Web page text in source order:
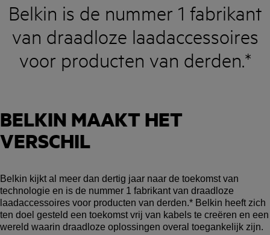
Belkin is de nummer 1 fabrikant
van draadloze laadaccessoires
voor producten van derden.*
BELKIN MAAKT HET
VERSCHIL
Belkin kijkt al meer dan dertig jaar naar de toekomst van
technologie en is de nummer 1 fabrikant van draadloze
laadaccessoires voor producten van derden.* Belkin heeft zich
ten doel gesteld een toekomst vrij van kabels te creëren en een
wereld waarin draadloze oplossingen overal toegankelijk zijn.